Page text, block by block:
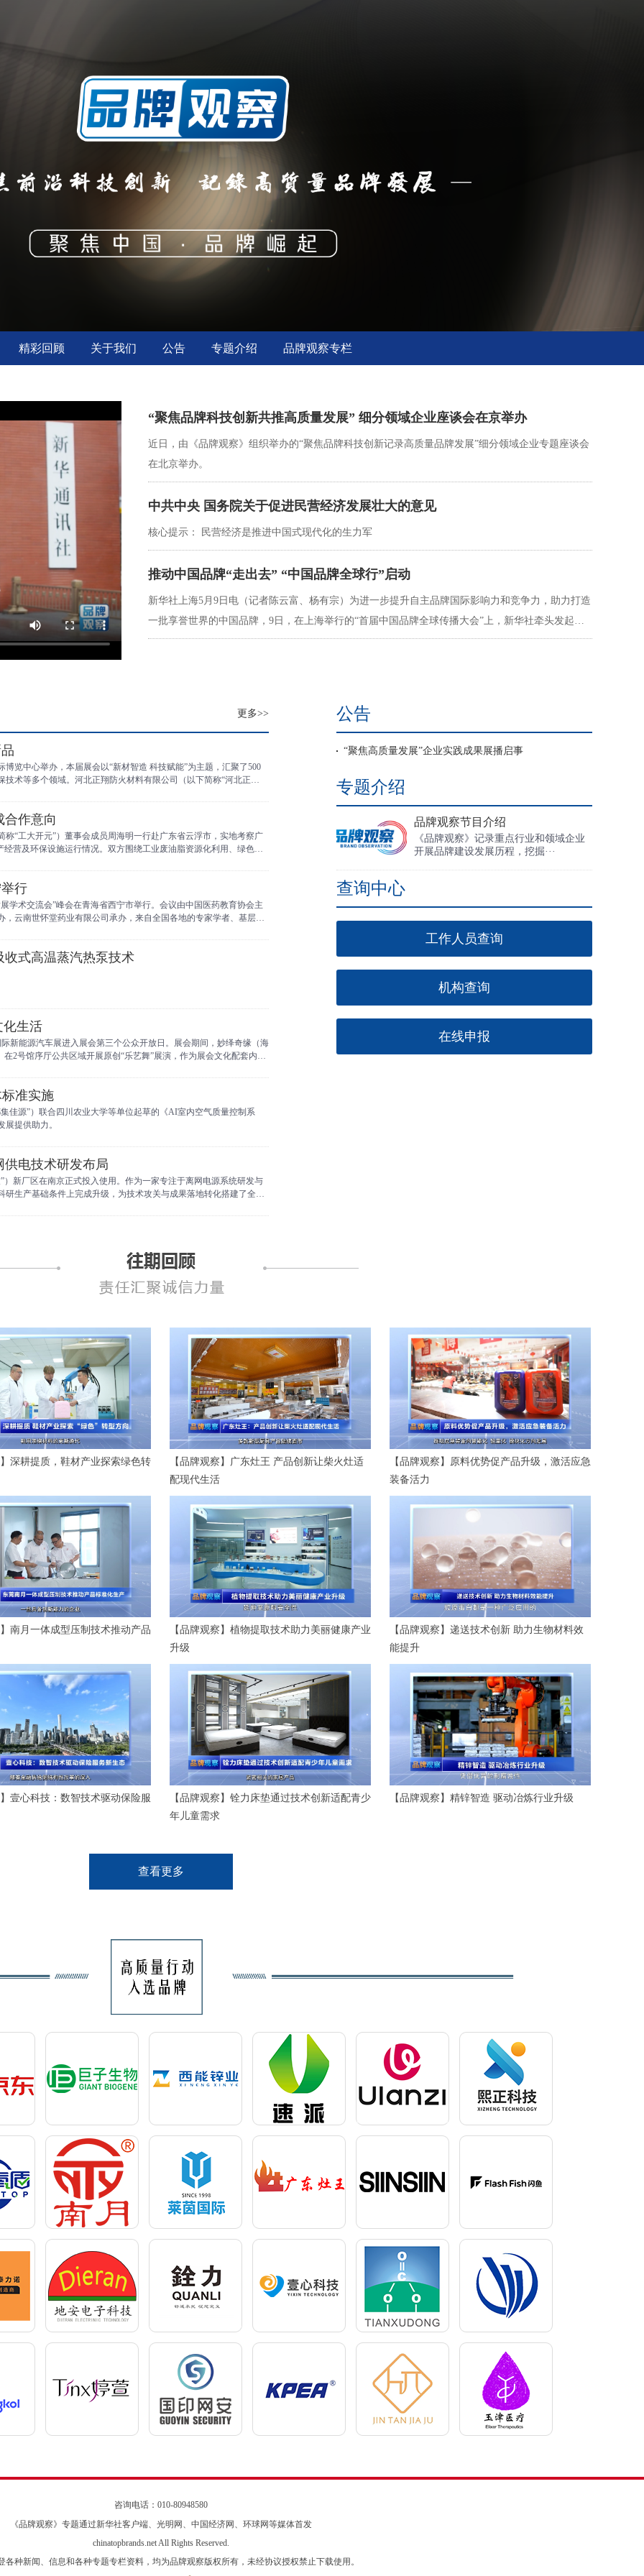
精彩回顾 关于我们 公告 专题介绍 品牌观察专栏
“聚焦品牌科技创新共推高质量发展” 细分领域企业座谈会在京举办
近日，由《品牌观察》组织举办的“聚焦品牌科技创新记录高质量品牌发展”细分领域企业专题座谈会
在北京举办。
中共中央 国务院关于促进民营经济发展壮大的意见
核心提示： 民营经济是推进中国式现代化的生力军
推动中国品牌“走出去” “中国品牌全球行”启动
新华社上海5月9日电（记者陈云富、杨有宗）为进一步提升自主品牌国际影响力和竞争力，助力打造
一批享誉世界的中国品牌，9日，在上海举行的“首届中国品牌全球传播大会”上，新华社牵头发起
的“中国品牌全球行”正式启动。
更多>>
览中心举办，本届展会以“新材智造 科技赋能”为主题，汇聚了500
术等多个领域。河北正翔防火材料有限公司（以下简称“河北正
作意向
“工大开元”）董事会成员周海明一行赴广东省云浮市，实地考察广
营及环保设施运行情况。双方围绕工业废油脂资源化利用、绿色能
行
学术交流会”峰会在青海省西宁市举行。会议由中国医药教育协会主
云南世怀堂药业有限公司承办，来自全国各地的专家学者、基层医
式高温蒸汽热泵技术
化生活
新能源汽车展进入展会第三个公众开放日。展会期间，妙绎奇缘（海
2号馆序厅公共区域开展原创“乐艺舞”展演，作为展会文化配套内容
准实施
佳源”）联合四川农业大学等单位起草的《AI室内空气质量控制系
提供助力。
电技术研发布局
新厂区在南京正式投入使用。作为一家专注于离网电源系统研发与
生产基础条件上完成升级，为技术攻关与成果落地转化搭建了全新
公告
“聚焦高质量发展”企业实践成果展播启事
专题介绍
品牌观察节目介绍
《品牌观察》记录重点行业和领域企业
开展品牌建设发展历程，挖掘···
查询中心
工作人员查询
机构查询
在线申报
深耕提质，鞋材产业探索绿色转
【品牌观察】广东灶王 产品创新让柴火灶适
配现代生活
【品牌观察】原料优势促产品升级，激活应急
装备活力
南月一体成型压制技术推动产品
【品牌观察】植物提取技术助力美丽健康产业
升级
【品牌观察】递送技术创新 助力生物材料效
能提升
壹心科技：数智技术驱动保险服
【品牌观察】铨力床垫通过技术创新适配青少
年儿童需求
【品牌观察】精锌智造 驱动冶炼行业升级
查看更多
咨询电话：010-80948580
《品牌观察》专题通过新华社客户端、光明网、中国经济网、环球网等媒体首发
chinatopbrands.net All Rights Reserved.
各种新闻、信息和各种专题专栏资料，均为品牌观察版权所有，未经协议授权禁止下载使用。